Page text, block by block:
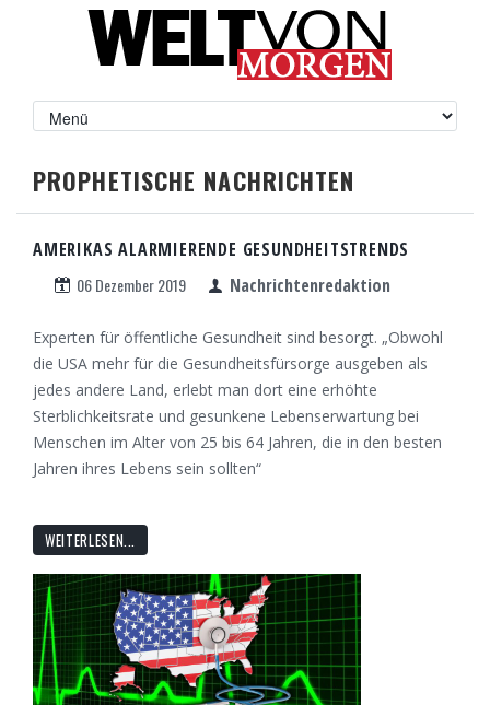
PROPHETISCHE NACHRICHTEN
AMERIKAS ALARMIERENDE GESUNDHEITSTRENDS
06 Dezember 2019 Nachrichtenredaktion
Experten für öffentliche Gesundheit sind besorgt. „Obwohl
die USA mehr für die Gesundheitsfürsorge ausgeben als
jedes andere Land, erlebt man dort eine erhöhte
Sterblichkeitsrate und gesunkene Lebenserwartung bei
Menschen im Alter von 25 bis 64 Jahren, die in den besten
Jahren ihres Lebens sein sollten“
WEITERLESEN...